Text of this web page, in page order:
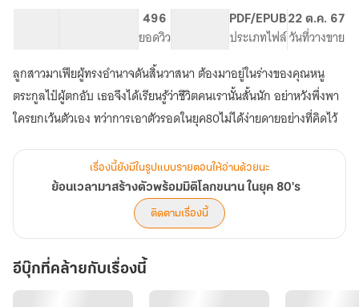
80's
พร้อม
มิติ
โลก
ขนาน
ยุค
80's
496
ยอดวิว
PDF/EPUB
ประเภทไฟล์
22 ต.ค. 67
วันที่วางขาย
ลูกสาวมาเฟียผู้ทรงอำนาจดันสิ้นวาสนา ต้องมาอยู่ในร่างของคุณหนู
ตระกูลไป๋ผู้ตกอับ เธอจึงได้เรียนรู้ว่าชีวิตคนเรานั้นสั้นนัก อย่าหวังพึ่งพา
ใครยกเว้นตัวเอง ทว่าการเอาตัวรอดในยุค80ไม่ได้ง่ายดายอย่างที่คิดไว้
เรื่องนี้ยังมีในรูปแบบรายตอนให้อ่านด้วยนะ
ย้อนเวลามาสร้างตัวพร้อมมิติโลกขนาน ในยุค 80's
ติดตามเรื่องนี้
อีบุ๊กที่คล้ายกับเรื่องนี้